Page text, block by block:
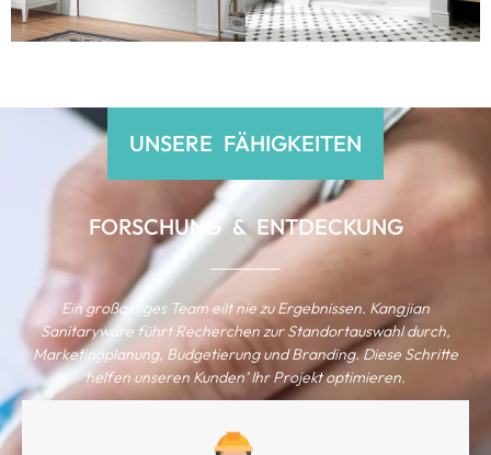
UNSERE FÄHIGKEITEN
FORSCHUNG & ENTDECKUNG
Ein großartiges Team eilt nie zu Ergebnissen. Kangjian
Sanitaryware führt Recherchen zur Standortauswahl durch,
Marketingplanung, Budgetierung und Branding. Diese Schritte
helfen unseren Kunden’ Ihr Projekt optimieren.